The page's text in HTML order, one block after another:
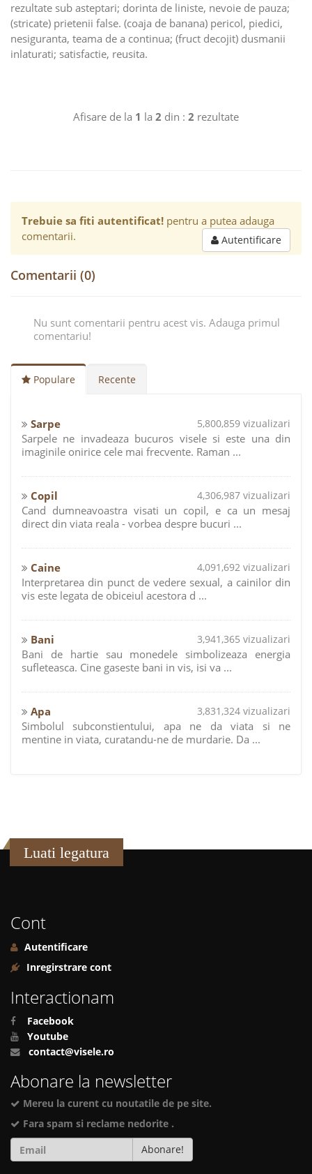
rezultate sub asteptari; dorinta de liniste, nevoie de pauza;
(stricate) prietenii false. (coaja de banana) pericol, piedici,
nesiguranta, teama de a continua; (fruct decojit) dusmanii
inlaturati; satisfactie, reusita.
Afisare de la 1 la 2 din : 2 rezultate
Trebuie sa fiti autentificat! pentru a putea adauga
comentarii.
Autentificare
Comentarii (0)
Nu sunt comentarii pentru acest vis. Adauga primul
comentariu!
Populare Recente
Sarpe 5,800,859 vizualizari
Sarpele ne invadeaza bucuros visele si este una din
imaginile onirice cele mai frecvente. Raman ...
Copil 4,306,987 vizualizari
Cand dumneavoastra visati un copil, e ca un mesaj
direct din viata reala - vorbea despre bucuri ...
Caine 4,091,692 vizualizari
Interpretarea din punct de vedere sexual, a cainilor din
vis este legata de obiceiul acestora d ...
Bani 3,941,365 vizualizari
Bani de hartie sau monedele simbolizeaza energia
sufleteasca. Cine gaseste bani in vis, isi va ...
Apa 3,831,324 vizualizari
Simbolul subconstientului, apa ne da viata si ne
mentine in viata, curatandu-ne de murdarie. Da ...
Luati legatura
Cont
Autentificare
Inregirstrare cont
Interactionam
Facebook
Youtube
contact@visele.ro
Abonare la newsletter
Mereu la curent cu noutatile de pe site.
Fara spam si reclame nedorite .
Abonare!